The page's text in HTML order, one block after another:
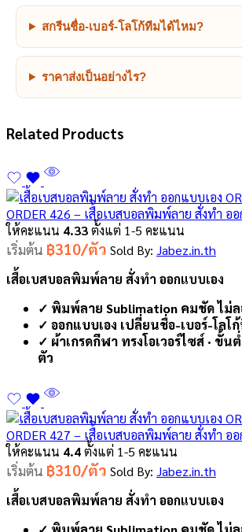
สกรีนชื่อ-เบอร์-โลโก้ทีมได้ไหม?
ราคาส่งเป็นอย่างไร?
Related Products
ORDER 426 – เสื้อเบสบอลพิมพ์ลาย สั่งทำ อ
ให้คะแนน 4.33ตั้งแต่ 1-5 คะแนน
เริ่มต้น ฿310/ตัว Sold By: Jabez.in.th
เสื้อเบสบอลพิมพ์ลาย สั่งทำ ออกแบบเอง
✓ พิมพ์ลาย Sublimation คมชัด ไม่
✓ ออกแบบเอง เปลี่ยนชื่อ-เบอร์-โลโ
✓ ผ้าเกรดกีฬา ทรงโอเวอร์ไซส์ · ขั้น
ตัว
ORDER 427 – เสื้อเบสบอลพิมพ์ลาย สั่งทำ อ
ให้คะแนน 4.4ตั้งแต่ 1-5 คะแนน
เริ่มต้น ฿310/ตัว Sold By: Jabez.in.th
เสื้อเบสบอลพิมพ์ลาย สั่งทำ ออกแบบเอง